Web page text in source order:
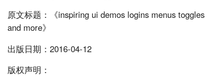
原文标题：《inspiring ui demos logins menus toggles
and more》
出版日期：2016-04-12
版权声明：